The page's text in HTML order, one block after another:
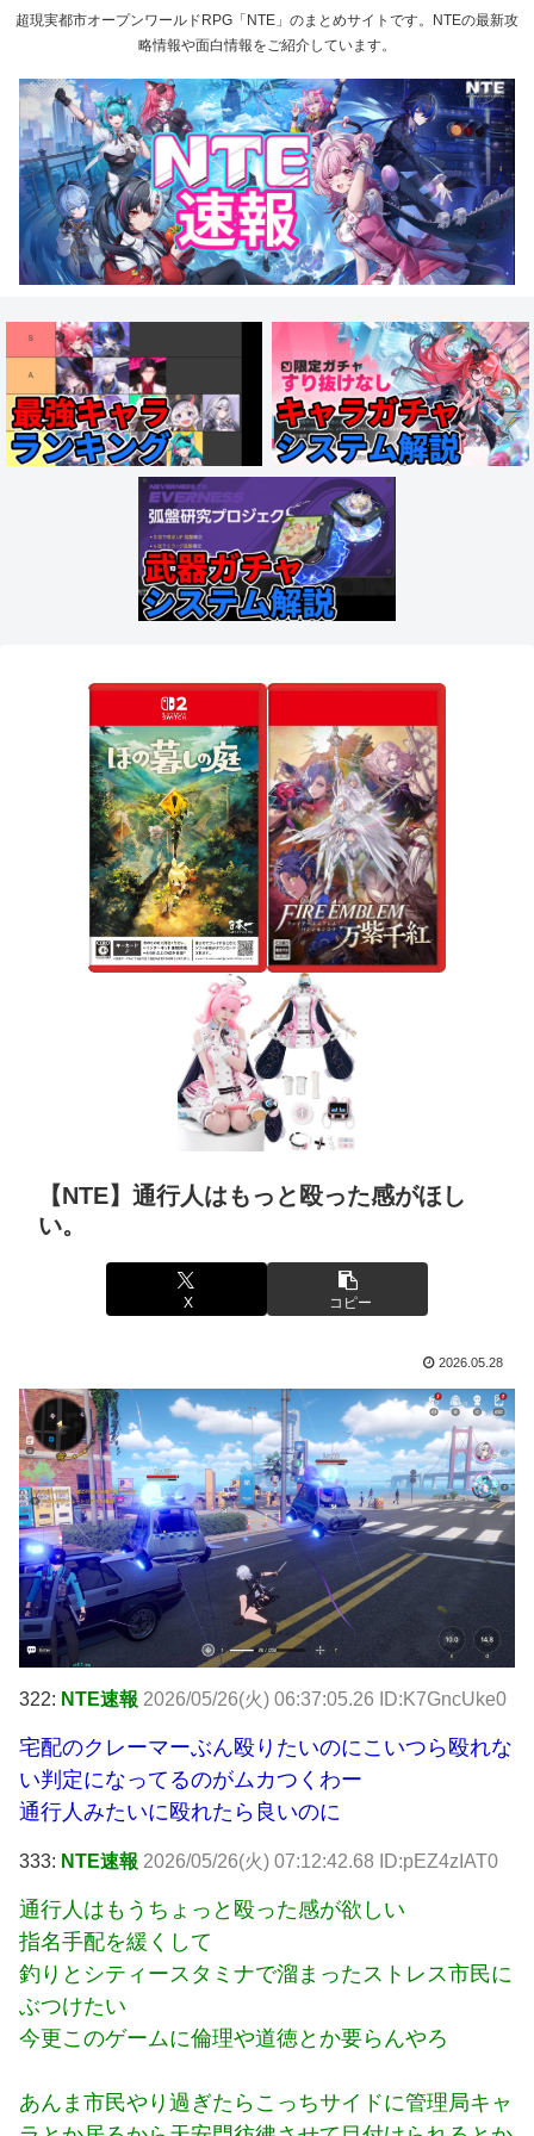
超現実都市オープンワールドRPG「NTE」のまとめサイトです。NTEの最新攻
略情報や面白情報をご紹介しています。
【NTE】通行人はもっと殴った感がほし
い。
X コピー
2026.05.28
322: NTE速報 2026/05/26(火) 06:37:05.26 ID:K7GncUke0
宅配のクレーマーぶん殴りたいのにこいつら殴れな
い判定になってるのがムカつくわー
通行人みたいに殴れたら良いのに
333: NTE速報 2026/05/26(火) 07:12:42.68 ID:pEZ4zIAT0
通行人はもうちょっと殴った感が欲しい
指名手配を緩くして
釣りとシティースタミナで溜まったストレス市民に
ぶつけたい
今更このゲームに倫理や道徳とか要らんやろ
あんま市民やり過ぎたらこっちサイドに管理局キャ